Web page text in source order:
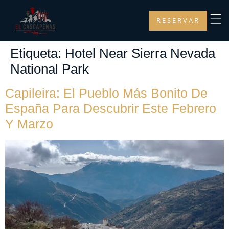
RESERVAR
Etiqueta: Hotel Near Sierra Nevada
National Park
Capileira: El Pueblo Más Bonito De
España Para Descubrir Este Febrero
Y Marzo